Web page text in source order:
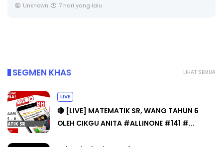
Unknown 7 hari yang lalu
LIHAT SEMUA
SEGMEN KHAS
LIVE
🔴 [LIVE] MATEMATIK SR, WANG TAHUN 6
OLEH CIKGU ANITA #ALLINONE #141 #...